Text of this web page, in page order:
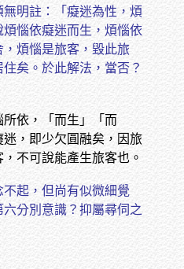
無明註：「癡迷為性，煩
惱依癡迷而生，煩惱依
煩惱是旅客，毀此旅
矣。於此解法，當否？
依，「而生」「而
，即少欠圓融矣，因旅
不可說能產生旅客也。
不起，但尚有似微細覺
分別意識？抑屬尋伺之